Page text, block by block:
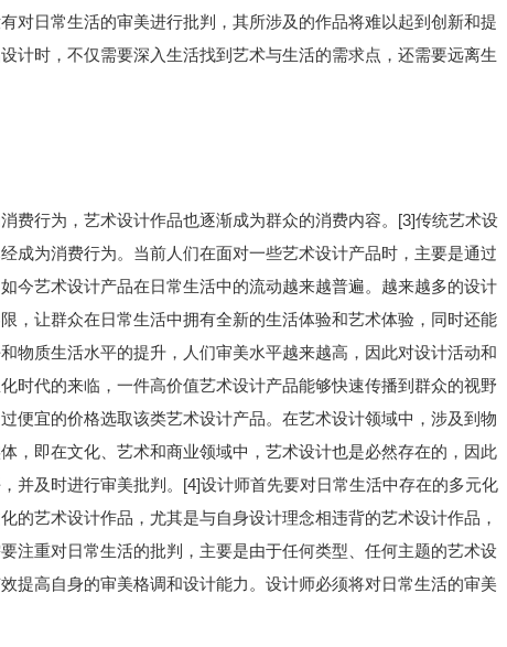
对日常生活的审美进行批判，其所涉及的作品将难以起到创新和提
计时，不仅需要深入生活找到艺术与生活的需求点，还需要远离生
费行为，艺术设计作品也逐渐成为群众的消费内容。[3]传统艺术设
成为消费行为。当前人们在面对一些艺术设计产品时，主要是通过
今艺术设计产品在日常生活中的流动越来越普遍。越来越多的设计
，让群众在日常生活中拥有全新的生活体验和艺术体验，同时还能
物质生活水平的提升，人们审美水平越来越高，因此对设计活动和
时代的来临，一件高价值艺术设计产品能够快速传播到群众的视野
便宜的价格选取该类艺术设计产品。在艺术设计领域中，涉及到物
，即在文化、艺术和商业领域中，艺术设计也是必然存在的，因此
并及时进行审美批判。[4]设计师首先要对日常生活中存在的多元化
的艺术设计作品，尤其是与自身设计理念相违背的艺术设计作品，
注重对日常生活的批判，主要是由于任何类型、任何主题的艺术设
提高自身的审美格调和设计能力。设计师必须将对日常生活的审美